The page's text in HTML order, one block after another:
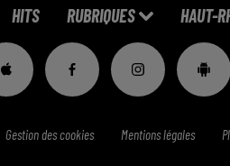
HITS RUBRIQUES HAUT-
Gestion des cookies Mentions légales